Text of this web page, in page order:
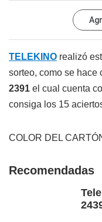
TELEKINO realizó
sorteo, como se hace
2391 el cual cuenta
consiga los 15
COLOR DEL
Recomendadas